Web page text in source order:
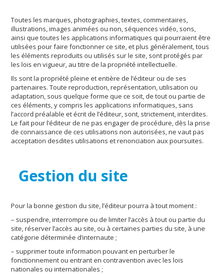
Toutes les marques, photographies, textes, commentaires,
illustrations, images animées ou non, séquences vidéo, sons,
ainsi que toutes les applications informatiques qui pourraient être
utilisées pour faire fonctionner ce site, et plus généralement, tous
les éléments reproduits ou utilisés sur le site, sont protégés par
les lois en vigueur, au titre de la propriété intellectuelle.
Ils sont la propriété pleine et entière de l’éditeur ou de ses
partenaires. Toute reproduction, représentation, utilisation ou
adaptation, sous quelque forme que ce soit, de tout ou partie de
ces éléments, y compris les applications informatiques, sans
l’accord préalable et écrit de l’éditeur, sont, strictement, interdites.
Le fait pour l’éditeur de ne pas engager de procédure, dès la prise
de connaissance de ces utilisations non autorisées, ne vaut pas
acceptation desdites utilisations et renonciation aux poursuites.
Gestion du site
Pour la bonne gestion du site, l’éditeur pourra à tout moment :
– suspendre, interrompre ou de limiter l’accès à tout ou partie du
site, réserver l’accès au site, ou à certaines parties du site, à une
catégorie déterminée d’internaute ;
– supprimer toute information pouvant en perturber le
fonctionnement ou entrant en contravention avec les lois
nationales ou internationales ;